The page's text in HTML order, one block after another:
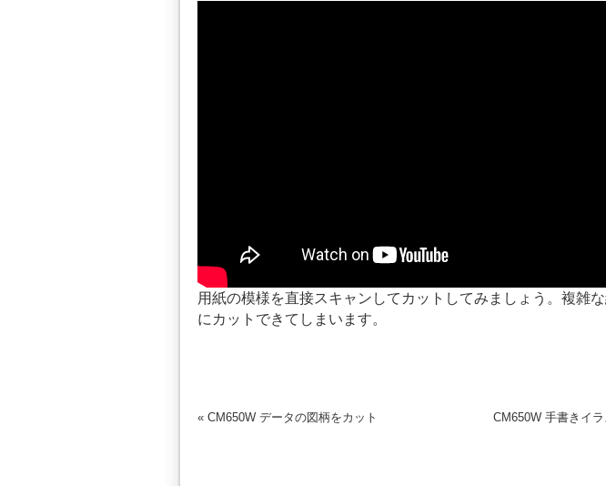
用紙の模様を直接スキャンしてカットしてみましょう。複雑
にカットできてしまいます。
« CM650W データの図柄をカット CM650W 手書きイ